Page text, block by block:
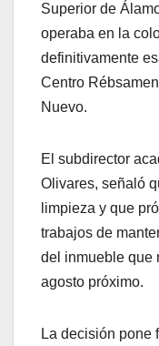
Superior de
operaba en la
definitivamente
Centro
Nuevo.
El subdirector
Olivares, señaló
limpieza y que
trabajos de
del inmueble que
agosto próximo.
La decisión pone